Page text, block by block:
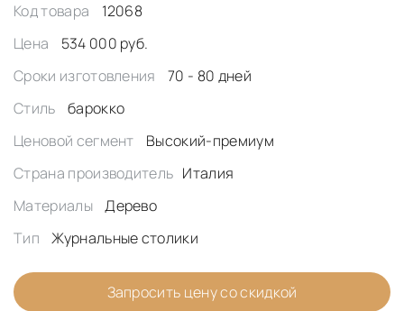
Код товара
12068
Цена
534 000 руб.
Сроки изготовления
70 - 80 дней
Стиль
барокко
Ценовой сегмент
Высокий-премиум
Страна производитель Италия
Материалы
Дерево
Тип
Журнальные столики
Запросить цену со скидкой